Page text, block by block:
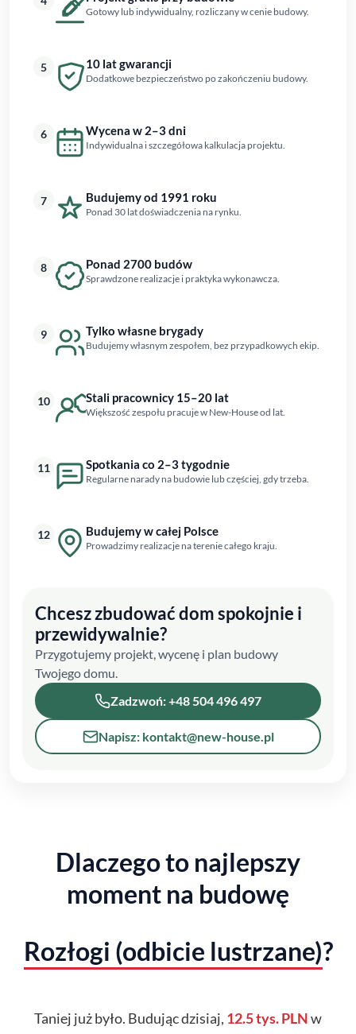
Gotowy lub indywidualny, rozliczany w cenie budowy.
5 10 lat gwarancji
Dodatkowe bezpieczeństwo po zakończeniu budowy.
6 Wycena w 2–3 dni
Indywidualna i szczegółowa kalkulacja projektu.
7 Budujemy od 1991 roku
Ponad 30 lat doświadczenia na rynku.
8 Ponad 2700 budów
Sprawdzone realizacje i praktyka wykonawcza.
9 Tylko własne brygady
Budujemy własnym zespołem, bez przypadkowych ekip.
10 Stali pracownicy 15–20 lat
Większość zespołu pracuje w New-House od lat.
11 Spotkania co 2–3 tygodnie
Regularne narady na budowie lub częściej, gdy trzeba.
12 Budujemy w całej Polsce
Prowadzimy realizacje na terenie całego kraju.
Chcesz zbudować dom spokojnie i
przewidywalnie?
Przygotujemy projekt, wycenę i plan budowy
Twojego domu.
Zadzwoń: +48 504 496 497
Napisz: kontakt@new-house.pl
Dlaczego to najlepszy
moment na budowę
Rozłogi (odbicie lustrzane)?
Taniej już było. Budując dzisiaj, 12.5 tys. PLNw